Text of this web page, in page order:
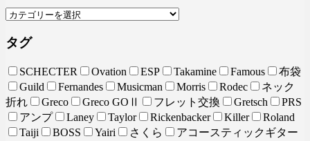
タグ
SCHECTER Ovation ESP Takamine Famous
布袋
Guild
Fernandes Musicman Morris Rodec
ネック
折れ
Greco Greco GOⅡ フレット交換 Gretsch
PRS
アンプ
Laney Taylor Rickenbacker Killer
Roland
Taiji
BOSS Yairi さくら
アコースティックギター